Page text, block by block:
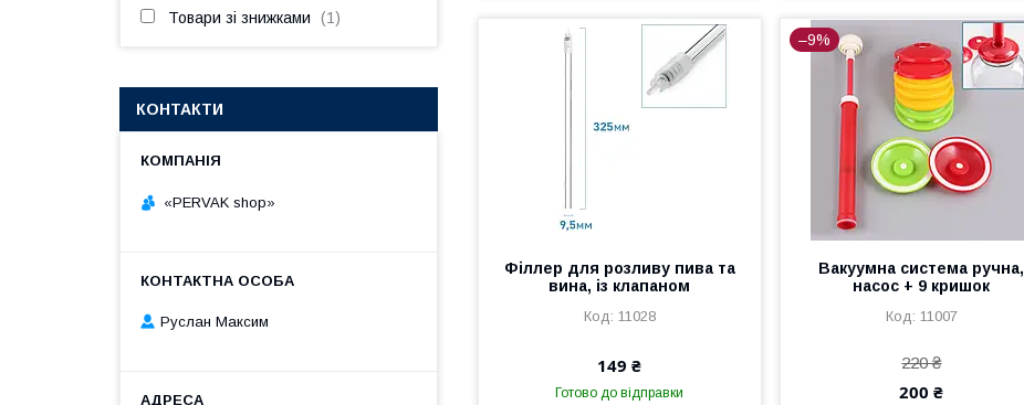
Філлер для розливу пива та
вина, із клапаном
11028
149 ₴
Готово до відправки
–9%
Вакуумна система ручна,
насос + 9 кришок
11007
220 ₴
200 ₴
Товари зі знижками 1
КОНТАКТИ
«PERVAK shop»
Руслан Максим